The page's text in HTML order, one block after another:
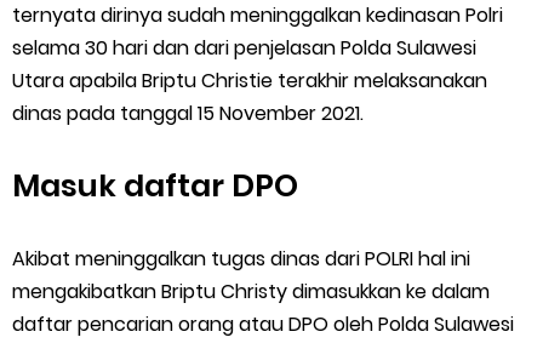
ternyata dirinya sudah meninggalkan kedinasan Polri
selama 30 hari dan dari penjelasan Polda Sulawesi
Utara apabila Briptu Christie terakhir melaksanakan
dinas pada tanggal 15 November 2021.
Masuk daftar DPO
Akibat meninggalkan tugas dinas dari POLRI hal ini
mengakibatkan Briptu Christy dimasukkan ke dalam
daftar pencarian orang atau DPO oleh Polda Sulawesi